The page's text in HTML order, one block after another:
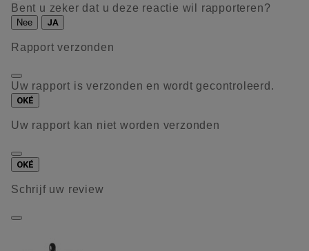
Bent u zeker dat u deze reactie wil rapporteren?
Nee JA
Rapport verzonden
Uw rapport is verzonden en wordt gecontroleerd.
OKÉ
Uw rapport kan niet worden verzonden
OKÉ
Schrijf uw review